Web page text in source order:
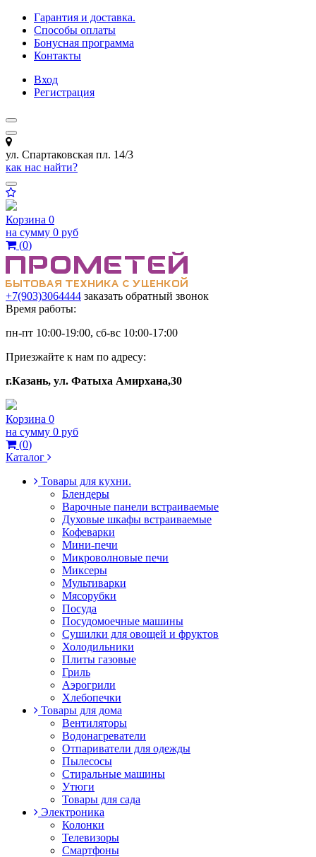
Гарантия и доставка.
Способы оплаты
Бонусная программа
Контакты
Вход
Регистрация
ул. Спартаковская пл. 14/3
как нас найти?
Корзина 0
на сумму 0 руб
(0)
+7(903)3064444 заказать обратный звонок
Время работы:
пн-пт 10:00-19:00, сб-вс 10:00-17:00
Приезжайте к нам по адресу:
г.Казань, ул. Фатыха Амирхана,30
Корзина 0
на сумму 0 руб
(0)
Каталог
Товары для кухни.
Блендеры
Варочные панели встраиваемые
Духовые шкафы встраиваемые
Кофеварки
Мини-печи
Микроволновые печи
Миксеры
Мультиварки
Мясорубки
Посуда
Посудомоечные машины
Сушилки для овощей и фруктов
Холодильники
Плиты газовые
Гриль
Аэрогрили
Хлебопечки
Товары для дома
Вентиляторы
Водонагреватели
Отпариватели для одежды
Пылесосы
Стиральные машины
Утюги
Товары для сада
Электроника
Колонки
Телевизоры
Смартфоны